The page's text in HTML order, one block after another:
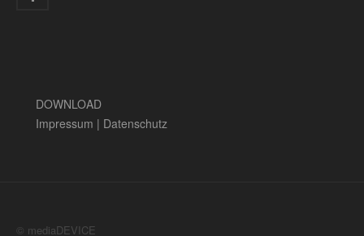
DOWNLOAD
Impressum | Datenschutz
© mediaDEVICE